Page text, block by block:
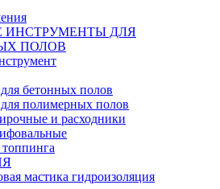
ИНСТРУМЕНТЫ ДЛЯ
ПОЛОВ
бетонных полов
полимерных полов
и расходники
мастика гидроизоляция